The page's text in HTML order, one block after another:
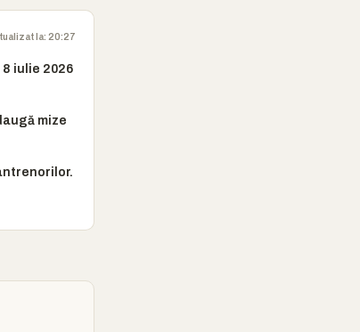
la: 20:27
iulie 2026
mize